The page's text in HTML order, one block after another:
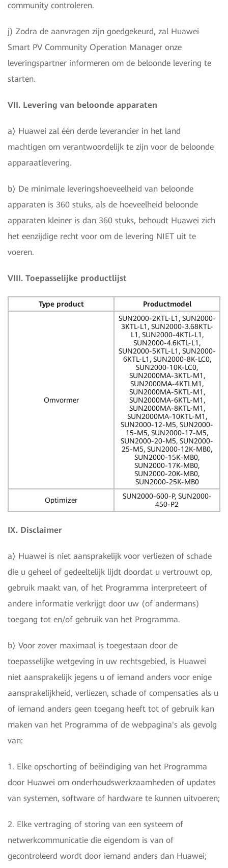
community controleren.
j) Zodra de aanvragen zijn goedgekeurd, zal Huawei
Smart PV Community Operation Manager onze
leveringspartner informeren om de beloonde levering te
starten.
VII. Levering van beloonde apparaten
a) Huawei zal één derde leverancier in het land
machtigen om verantwoordelijk te zijn voor de beloonde
apparaatlevering.
b) De minimale leveringshoeveelheid van beloonde
apparaten is 360 stuks, als de hoeveelheid beloonde
apparaten kleiner is dan 360 stuks, behoudt Huawei zich
het eenzijdige recht voor om de levering NIET uit te
voeren.
VIII. Toepasselijke productlijst
Type product Productmodel
Omvormer
SUN2000-2KTL-L1, SUN2000-
3KTL-L1, SUN2000-3.68KTL-
L1, SUN2000-4KTL-L1,
SUN2000-4.6KTL-L1,
SUN2000-5KTL-L1, SUN2000-
6KTL-L1, SUN2000-8K-LC0,
SUN2000-10K-LC0,
SUN2000MA-3KTL-M1,
SUN2000MA-4KTLM1,
SUN2000MA-5KTL-M1,
SUN2000MA-6KTL-M1,
SUN2000MA-8KTL-M1,
SUN2000MA-10KTL-M1,
SUN2000-12-M5, SUN2000-
15-M5, SUN2000-17-M5,
SUN2000-20-M5, SUN2000-
25-M5, SUN2000-12K-MB0,
SUN2000-15K-MB0,
SUN2000-17K-MB0,
SUN2000-20K-MB0,
SUN2000-25K-MB0
Optimizer
SUN2000-600-P, SUN2000-
450-P2
IX. Disclaimer
a) Huawei is niet aansprakelijk voor verliezen of schade
die u geheel of gedeeltelijk lijdt doordat u vertrouwt op,
gebruik maakt van, of het Programma interpreteert of
andere informatie verkrijgt door uw (of andermans)
toegang tot en/of gebruik van het Programma.
b) Voor zover maximaal is toegestaan door de
toepasselijke wetgeving in uw rechtsgebied, is Huawei
niet aansprakelijk jegens u of iemand anders voor enige
aansprakelijkheid, verliezen, schade of compensaties als u
of iemand anders geen toegang heeft tot of gebruik kan
maken van het Programma of de webpagina's als gevolg
van:
1. Elke opschorting of beëindiging van het Programma
door Huawei om onderhoudswerkzaamheden of updates
van systemen, software of hardware te kunnen uitvoeren;
2. Elke vertraging of storing van een systeem of
netwerkcommunicatie die eigendom is van of
gecontroleerd wordt door iemand anders dan Huawei;